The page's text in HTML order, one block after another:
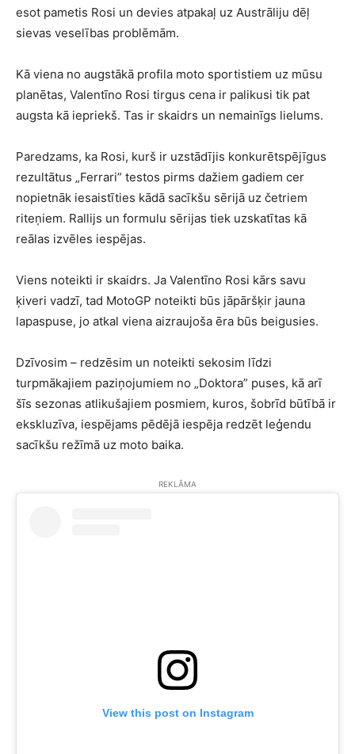
esot pametis Rosi un devies atpakaļ uz Austrāliju dēļ
sievas veselības problēmām.
Kā viena no augstākā profila moto sportistiem uz mūsu
planētas, Valentīno Rosi tirgus cena ir palikusi tik pat
augsta kā iepriekš. Tas ir skaidrs un nemainīgs lielums.
Paredzams, ka Rosi, kurš ir uzstādījis konkurētspējīgus
rezultātus „Ferrari” testos pirms dažiem gadiem cer
nopietnāk iesaistīties kādā sacīkšu sērijā uz četriem
riteņiem. Rallijs un formulu sērijas tiek uzskatītas kā
reālas izvēles iespējas.
Viens noteikti ir skaidrs. Ja Valentīno Rosi kārs savu
ķiveri vadzī, tad MotoGP noteikti būs jāpāršķir jauna
lapaspuse, jo atkal viena aizraujoša ēra būs beigusies.
Dzīvosim – redzēsim un noteikti sekosim līdzi
turpmākajiem paziņojumiem no „Doktora” puses, kā arī
šīs sezonas atlikušajiem posmiem, kuros, šobrīd būtībā ir
ekskluzīva, iespējams pēdējā iespēja redzēt leģendu
sacīkšu režīmā uz moto baika.
REKLĀMA
View this post on Instagram